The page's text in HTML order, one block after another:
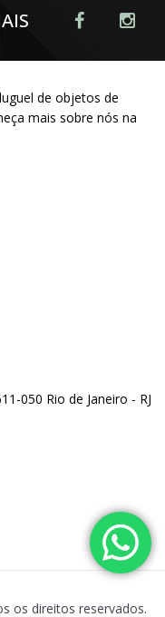
de objetos de
mais sobre nós na
050 Rio de Janeiro - RJ
os direitos reservados.